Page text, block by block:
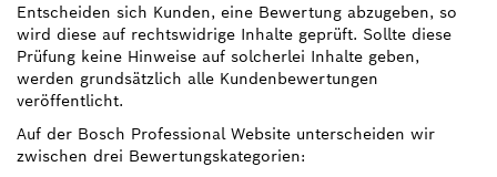
Entscheiden sich Kunden, eine Bewertung abzugeben, so
wird diese auf rechtswidrige Inhalte geprüft. Sollte diese
Prüfung keine Hinweise auf solcherlei Inhalte geben,
werden grundsätzlich alle Kundenbewertungen
veröffentlicht.
Auf der Bosch Professional Website unterscheiden wir
zwischen drei Bewertungskategorien: